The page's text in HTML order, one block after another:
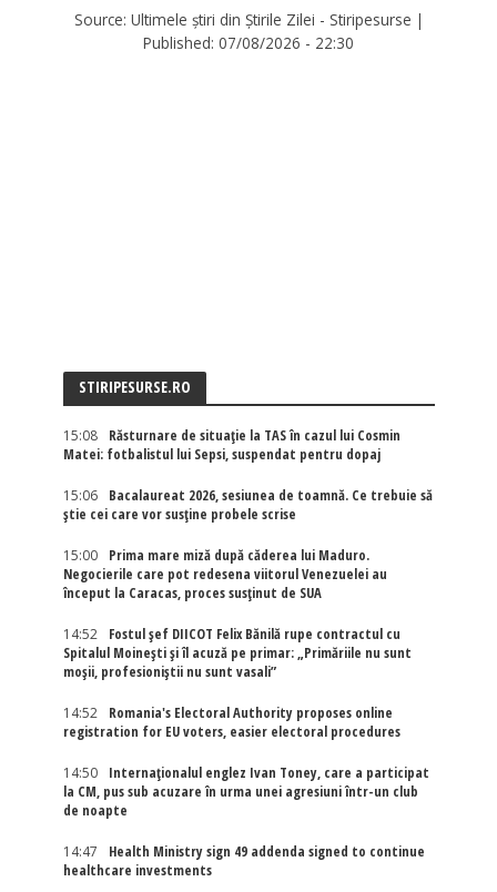
Source: Ultimele știri din Știrile Zilei - Stiripesurse |
Published: 07/08/2026 - 22:30
STIRIPESURSE.RO
15:08
Răsturnare de situație la TAS în cazul lui Cosmin
Matei: fotbalistul lui Sepsi, suspendat pentru dopaj
15:06
Bacalaureat 2026, sesiunea de toamnă. Ce trebuie să
știe cei care vor susține probele scrise
15:00
Prima mare miză după căderea lui Maduro.
Negocierile care pot redesena viitorul Venezuelei au
început la Caracas, proces susținut de SUA
14:52
Fostul șef DIICOT Felix Bănilă rupe contractul cu
Spitalul Moinești și îl acuză pe primar: „Primăriile nu sunt
moșii, profesioniștii nu sunt vasali”
14:52
Romania's Electoral Authority proposes online
registration for EU voters, easier electoral procedures
14:50
Internaţionalul englez Ivan Toney, care a participat
la CM, pus sub acuzare în urma unei agresiuni într-un club
de noapte
14:47
Health Ministry sign 49 addenda signed to continue
healthcare investments